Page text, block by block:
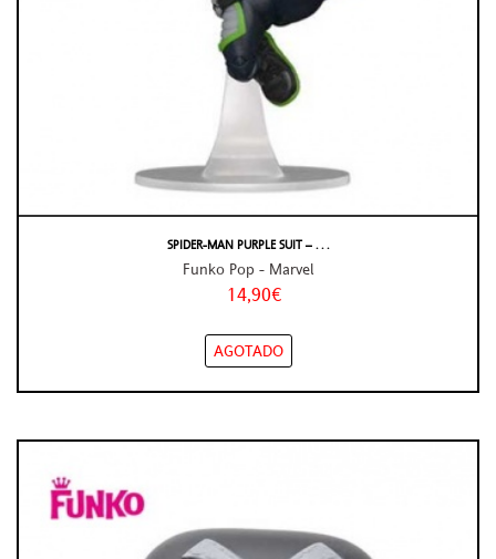
SPIDER-MAN PURPLE SUIT – . . .
Funko Pop - Marvel
14,90€
AGOTADO